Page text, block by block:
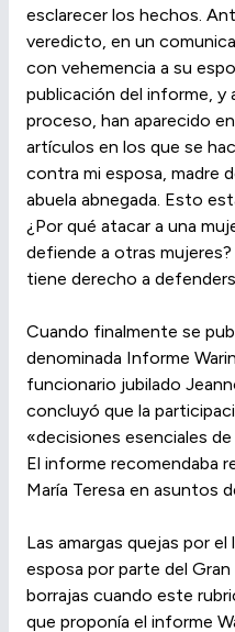
esclarecer los hechos.
veredicto, en un
con vehemencia a su
publicación del informe, y
proceso, han aparecido
artículos en los que se
contra mi esposa, madre
abuela abnegada. Esto
¿Por qué atacar a una
defiende a otras mujeres?
tiene derecho a
Cuando finalmente se
denominada Informe
funcionario jubilado
concluyó que la
«decisiones esenciales
El informe recomendaba
María Teresa en asuntos
Las amargas quejas por
esposa por parte del
borrajas cuando este
que proponía el informe